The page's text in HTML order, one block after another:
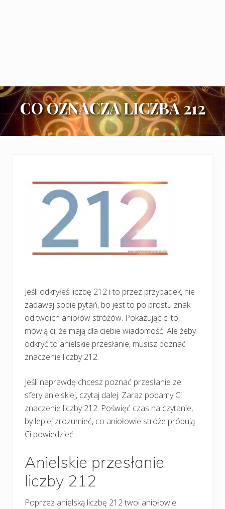
CO OZNACZA LICZBA 212
Jeśli odkryłeś liczbę 212 i to przez przypadek, nie
zadawaj sobie pytań, bo jest to po prostu znak
od twoich aniołów stróżów. Pokazując ci to,
mówią ci, że mają dla ciebie wiadomość. Ale żeby
odkryć to anielskie przesłanie, musisz poznać
znaczenie liczby 212.
Jeśli naprawdę chcesz poznać przesłanie ze
sfery anielskiej, czytaj dalej. Zaraz podamy Ci
znaczenie liczby 212. Poświęć czas na czytanie,
by lepiej zrozumieć, co aniołowie stróże próbują
Ci powiedzieć.
Anielskie przesłanie
liczby 212
Poprzez anielską liczbę 212 twoi aniołowie